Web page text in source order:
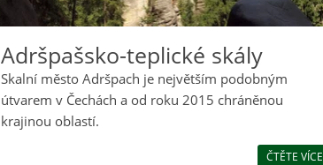
Adršpašsko-teplické skály
Skalní město Adršpach je největším podobným
útvarem v Čechách a od roku 2015 chráněnou
krajinou oblastí.
ČTĚTE VÍCE